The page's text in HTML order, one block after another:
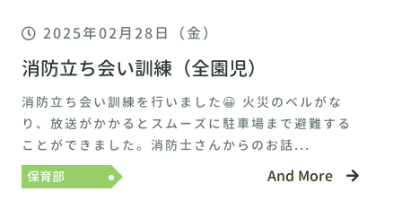
2025年02月28日（金）
消防立ち会い訓練（全園児）
消防立ち会い訓練を行いました😀 火災のベルがな
り、放送がかかるとスムーズに駐車場まで避難する
ことができました。消防士さんからのお話...
保育部
And More